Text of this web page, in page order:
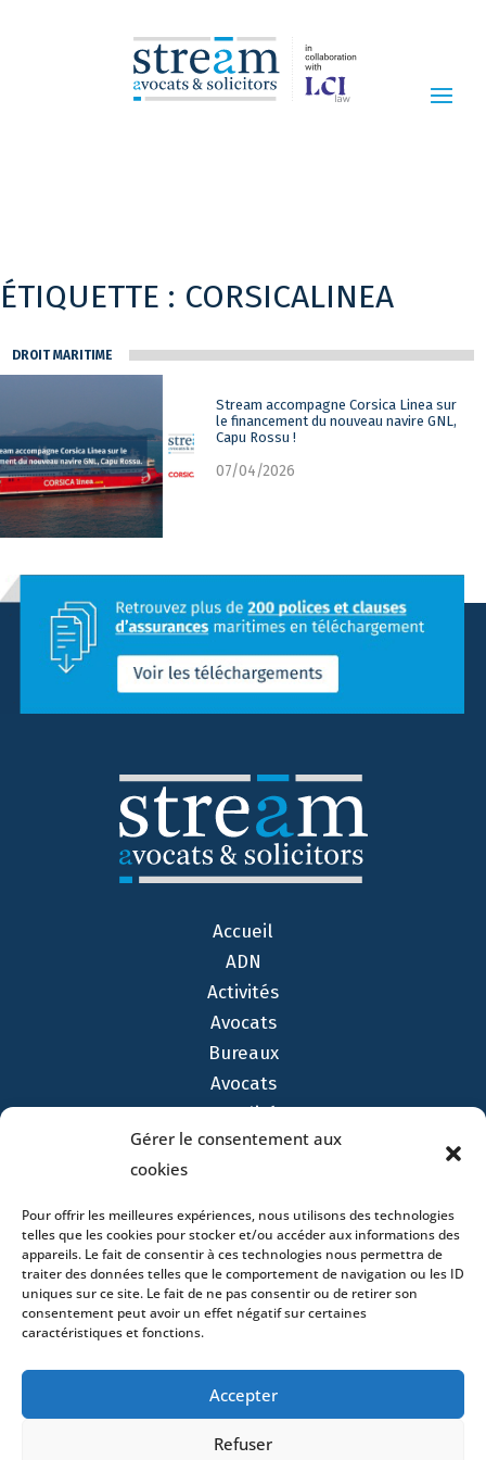
Gérer le consentement aux
cookies
Pour offrir les meilleures expériences, nous utilisons des technologies
telles que les cookies pour stocker et/ou accéder aux informations des
appareils. Le fait de consentir à ces technologies nous permettra de
traiter des données telles que le comportement de navigation ou les ID
uniques sur ce site. Le fait de ne pas consentir ou de retirer son
consentement peut avoir un effet négatif sur certaines
caractéristiques et fonctions.
Accepter
Refuser
ÉTIQUETTE : CORSICALINEA
DROIT MARITIME
Stream accompagne Corsica Linea sur
le financement du nouveau navire GNL,
Capu Rossu !
07/04/2026
Accueil
ADN
Activités
Avocats
Bureaux
Avocats
Actualités
Contact
- 4 square Édouard VII – 75009 Paris – France –
+33 (0)1 53 76 91 00
- 15 quai Lamandé –
76600 Le Havre – France –+33 (0)2 35 22 18 88
3 boulevard de Louvain – 13008 Marseille – France –
+33 (0)4 86 68 49 14
- 148 rue Sainte-
Catherine – 33000 Bordeaux – France -
+33 (0)5 40 25 69 11
- Rue de Chantepoulet 10 -
1201 Genève – Suisse - +33 (0)1 53 76 91 00